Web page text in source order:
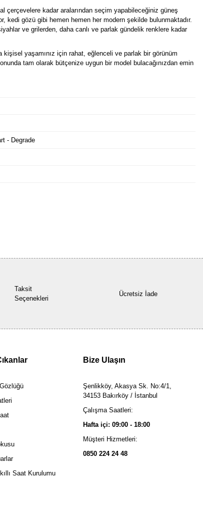
çerçevelere kadar aralarından seçim yapabileceğiniz güneş
kedi gözü gibi hemen hemen her modern şekilde bulunmaktadır.
ve grilerden, daha canlı ve parlak gündelik renklere kadar
kişisel yaşamınız için rahat, eğlenceli ve parlak bir görünüm
tam olarak bütçenize uygun bir model bulacağınızdan emin
- Degrade
Taksit
Seçenekleri
Ücretsiz İade
Saat Kurulumu
Bize Ulaşın
Şenlikköy, Akasya Sk. No:4/1,
34153 Bakırköy / İstanbul
Çalışma Saatleri:
Hafta içi: 09:00 - 18:00
Müşteri Hizmetleri:
0850 224 24 48